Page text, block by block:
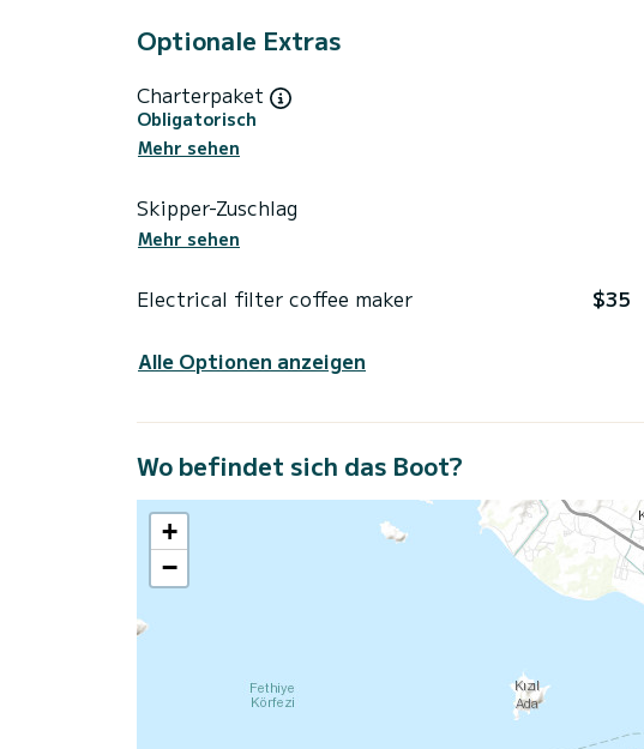
Optionale Extras
Charterpaket
Obligatorisch
Mehr sehen
Skipper-Zuschlag
Mehr sehen
Electrical filter coffee maker $35
Alle Optionen anzeigen
Wo befindet sich das Boot?
+
−